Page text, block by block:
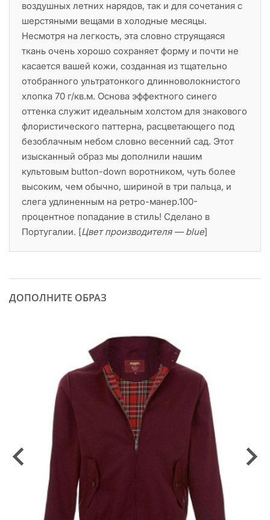
воздушных летних нарядов, так и для сочетания с
шерстяными вещами в холодные месяцы.
Несмотря на легкость, эта словно струящаяся
ткань очень хорошо сохраняет форму и почти не
касается вашей кожи, созданная из тщательно
отобранного ультратонкого длинноволокнистого
хлопка 70 г/кв.м. Основа эффектного синего
оттенка служит идеальным холстом для знакового
флористического паттерна, расцветающего под
безоблачным небом словно весенний сад. Этот
изысканный образ мы дополнили нашим
культовым button-down воротником, чуть более
высоким, чем обычно, шириной в три пальца, и
слега удлиненным на ретро-манер.100-
процентное попадание в стиль! Сделано в
Португалии. [Цвет производителя — blue]
ДОПОЛНИТЕ ОБРАЗ